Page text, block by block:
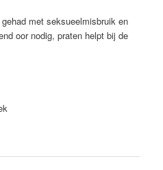
met seksueelmisbruik en
oor nodig, praten helpt bij de